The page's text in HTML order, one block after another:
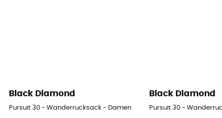
Black Diamond
Pursuit 30 - Wanderrucksack - Damen
Black Diamond
Pursuit 30 -